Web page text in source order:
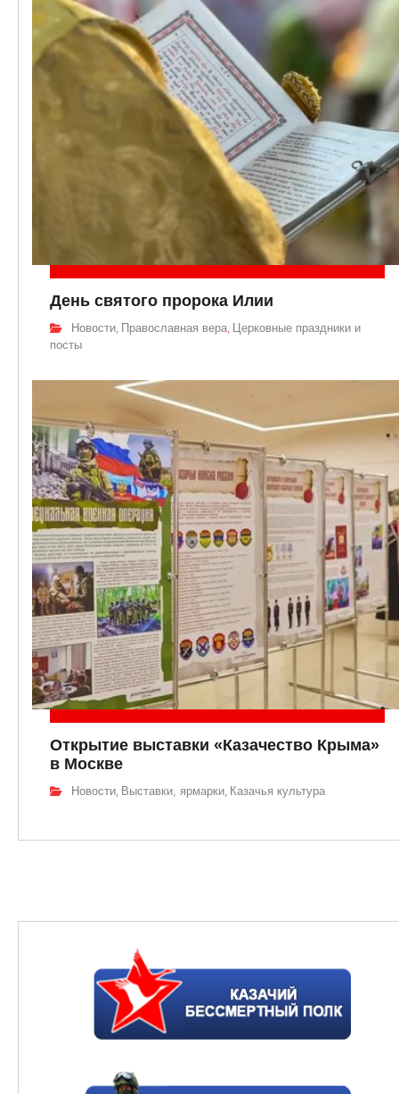
День святого пророка Илии
Новости Православная вера Церковные праздники и
посты
Открытие выставки «Казачество Крыма»
в Москве
Новости, Выставки, ярмарки, Казачья культура